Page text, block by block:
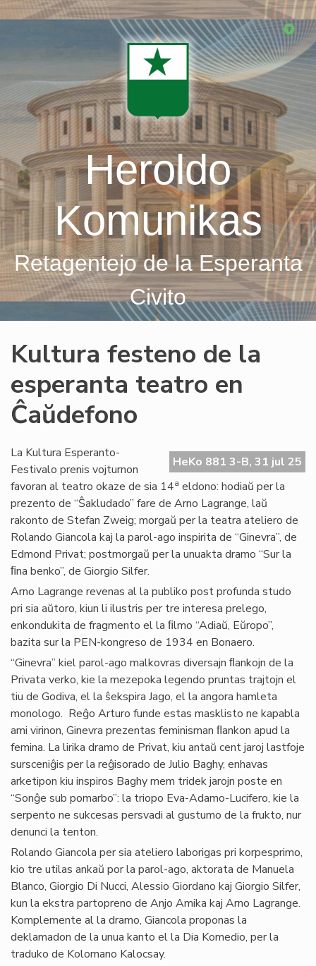
Skip
Heroldo
Komunikas
Retagentejo de la Esperanta
Civito
Kultura festeno de la
esperanta teatro en
Ĉaŭdefono
HeKo 881 3-B, 31 jul 25
La Kultura Esperanto-
Festivalo prenis vojturnon
favoran al teatro okaze de sia 14a eldono: hodiaŭ per la
prezento de “Ŝakludado” fare de Arno Lagrange, laŭ
rakonto de Stefan Zweig; morgaŭ per la teatra ateliero de
Rolando Giancola kaj la parol-ago inspirita de “Ginevra”, de
Edmond Privat; postmorgaŭ per la unuakta dramo “Sur la
ﬁna benko”, de Giorgio Silfer.
Arno Lagrange revenas al la publiko post profunda studo
pri sia aŭtoro, kiun li ilustris per tre interesa prelego,
enkondukita de fragmento el la ﬁlmo “Adiaŭ, Eŭropo”,
bazita sur la PEN-kongreso de 1934 en Bonaero.
“Ginevra” kiel parol-ago malkovras diversajn ﬂankojn de la
Privata verko, kie la mezepoka legendo pruntas trajtojn el
tiu de Godiva, el la ŝekspira Jago, el la angora hamleta
monologo. Reĝo Arturo funde estas masklisto ne kapabla
ami virinon, Ginevra prezentas feminisman ﬂankon apud la
femina. La lirika dramo de Privat, kiu antaŭ cent jaroj lastfoje
sursceniĝis per la reĝisorado de Julio Baghy, enhavas
arketipon kiu inspiros Baghy mem tridek jarojn poste en
“Sonĝe sub pomarbo”: la triopo Eva-Adamo-Lucifero, kie la
serpento ne sukcesas persvadi al gustumo de la frukto, nur
denunci la tenton.
Rolando Giancola per sia ateliero laborigas pri korpesprimo,
kio tre utilas ankaŭ por la parol-ago, aktorata de Manuela
Blanco, Giorgio Di Nucci, Alessio Giordano kaj Giorgio Silfer,
kun la ekstra partopreno de Anjo Amika kaj Arno Lagrange.
Komplemente al la dramo, Giancola proponas la
deklamadon de la unua kanto el la Dia Komedio, per la
traduko de Kolomano Kalocsay.